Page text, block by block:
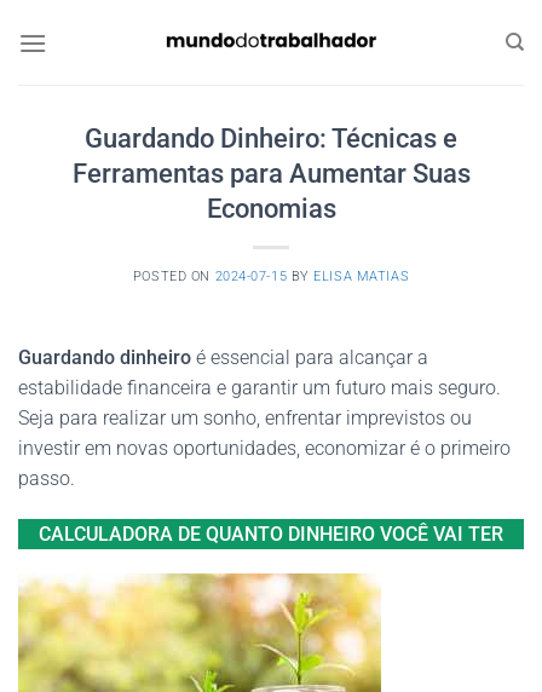
Guardando Dinheiro: Técnicas e
Ferramentas para Aumentar Suas
Economias
POSTED ON 2024-07-15 BY ELISA MATIAS
Guardando dinheiro é essencial para alcançar a
estabilidade financeira e garantir um futuro mais seguro.
Seja para realizar um sonho, enfrentar imprevistos ou
investir em novas oportunidades, economizar é o primeiro
passo.
CALCULADORA DE QUANTO DINHEIRO VOCÊ VAI TER